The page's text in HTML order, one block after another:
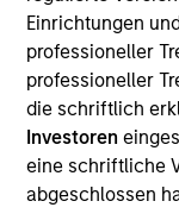
Einrichtungen
professioneller
professioneller
die schriftlich
Investoren
eine schriftliche
abgeschlossen
Kelly Rechen is
Calvert
Calvert’s
wide variety of
special projects,
priorities. She